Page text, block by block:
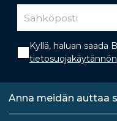
Kyllä, haluan saada
tietosuojakäytännön
Anna meidän auttaa